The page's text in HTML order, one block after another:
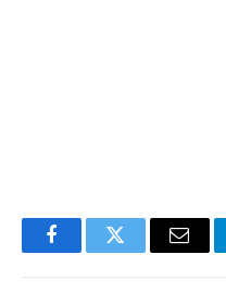
FacebookTwitter Email